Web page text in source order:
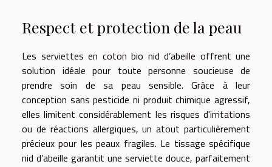
Respect et protection de la peau
Les serviettes en coton bio nid d’abeille offrent une
solution idéale pour toute personne soucieuse de
prendre soin de sa peau sensible. Grâce à leur
conception sans pesticide ni produit chimique agressif,
elles limitent considérablement les risques d'irritations
ou de réactions allergiques, un atout particulièrement
précieux pour les peaux fragiles. Le tissage spécifique
nid d’abeille garantit une serviette douce, parfaitement